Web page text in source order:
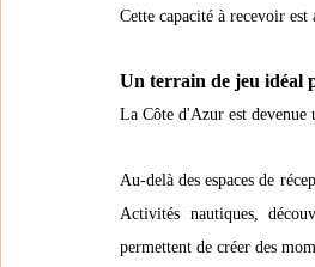
Cette capacité à recevoir
Un terrain de jeu idéal
La Côte d'Azur est devenue
Au-delà des espaces de
Activités nautiques,
permettent de créer des